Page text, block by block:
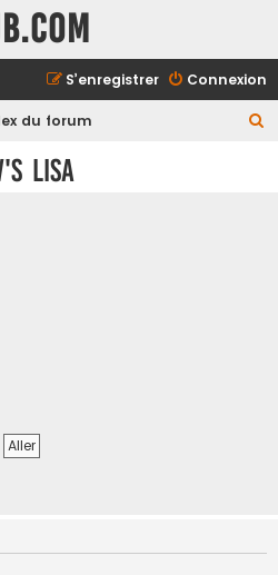
Connexion
S’enregistrer
du forum
lisa